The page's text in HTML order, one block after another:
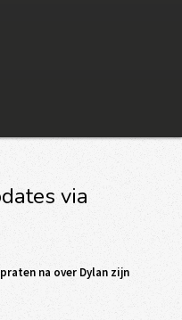
via
na over Dylan zijn